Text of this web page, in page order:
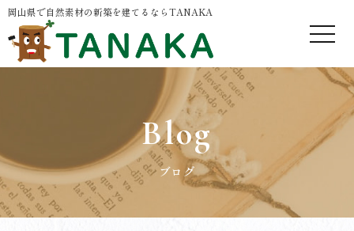
岡山県で自然素材の新築を建てるならTANAKA
Blog
ブログ